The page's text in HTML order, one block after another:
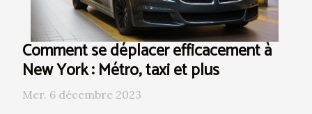
Comment se déplacer efficacement à
New York : Métro, taxi et plus
Mer. 6 décembre 2023